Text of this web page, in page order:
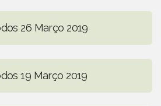
26 Março 2019
19 Março 2019